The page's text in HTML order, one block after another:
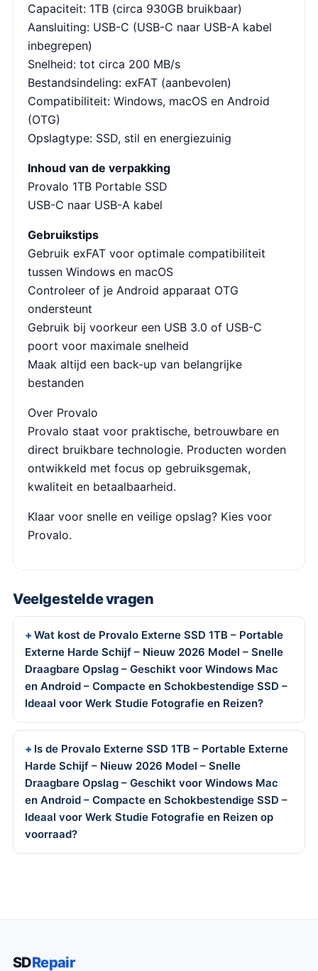
Capaciteit: 1TB (circa 930GB bruikbaar)
Aansluiting: USB-C (USB-C naar USB-A kabel
inbegrepen)
Snelheid: tot circa 200 MB/s
Bestandsindeling: exFAT (aanbevolen)
Compatibiliteit: Windows, macOS en Android
(OTG)
Opslagtype: SSD, stil en energiezuinig
Inhoud van de verpakking
Provalo 1TB Portable SSD
USB-C naar USB-A kabel
Gebruikstips
Gebruik exFAT voor optimale compatibiliteit
tussen Windows en macOS
Controleer of je Android apparaat OTG
ondersteunt
Gebruik bij voorkeur een USB 3.0 of USB-C
poort voor maximale snelheid
Maak altijd een back-up van belangrijke
bestanden
Over Provalo
Provalo staat voor praktische, betrouwbare en
direct bruikbare technologie. Producten worden
ontwikkeld met focus op gebruiksgemak,
kwaliteit en betaalbaarheid.
Klaar voor snelle en veilige opslag? Kies voor
Provalo.
Veelgestelde vragen
Wat kost de Provalo Externe SSD 1TB – Portable
Externe Harde Schijf – Nieuw 2026 Model – Snelle
Draagbare Opslag – Geschikt voor Windows Mac
en Android – Compacte en Schokbestendige SSD –
Ideaal voor Werk Studie Fotografie en Reizen?
Is de Provalo Externe SSD 1TB – Portable Externe
Harde Schijf – Nieuw 2026 Model – Snelle
Draagbare Opslag – Geschikt voor Windows Mac
en Android – Compacte en Schokbestendige SSD –
Ideaal voor Werk Studie Fotografie en Reizen op
voorraad?
SDRepair